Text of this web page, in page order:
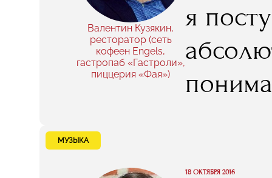
Валентин Кузякин,
ресторатор (сеть
кофеен Engels,
гастропаб «Гастроли»,
пиццерия «Фая»)
я
МУЗЫКА
18 ОКТЯБРЯ 2016